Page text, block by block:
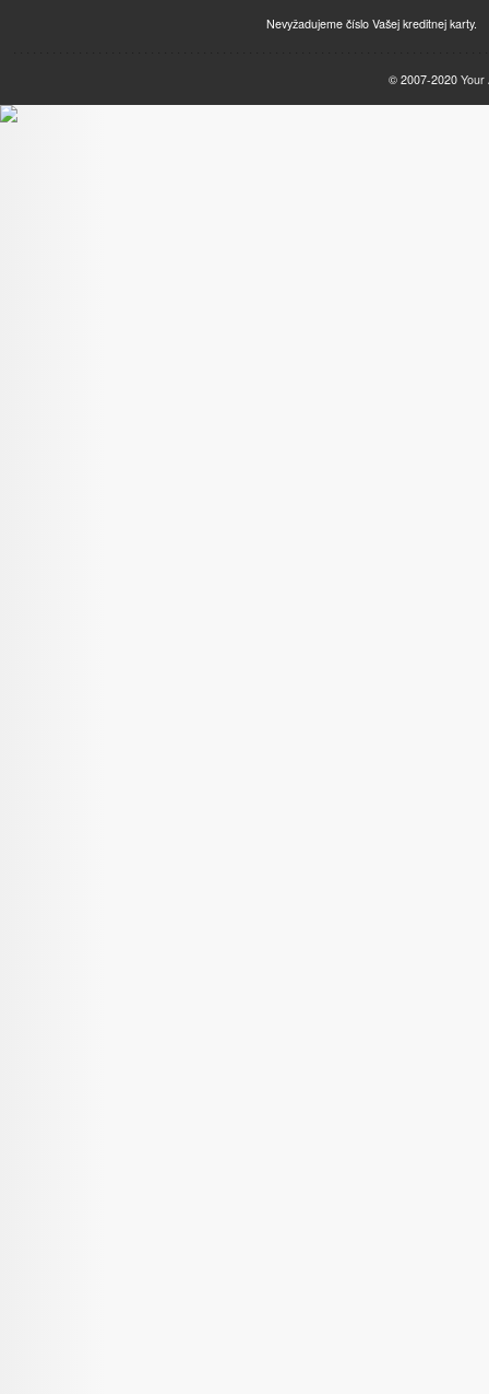
Nevyžadujeme číslo Vašej kreditnej karty.
© 2007-2020 Your